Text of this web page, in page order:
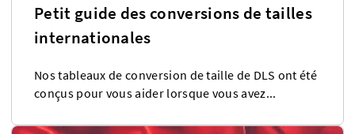
Petit guide des conversions de tailles
internationales
Nos tableaux de conversion de taille de DLS ont été
conçus pour vous aider lorsque vous avez...